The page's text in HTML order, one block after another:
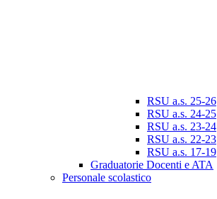
RSU a.s. 25-26
RSU a.s. 24-25
RSU a.s. 23-24
RSU a.s. 22-23
RSU a.s. 17-19
Graduatorie Docenti e ATA
Personale scolastico